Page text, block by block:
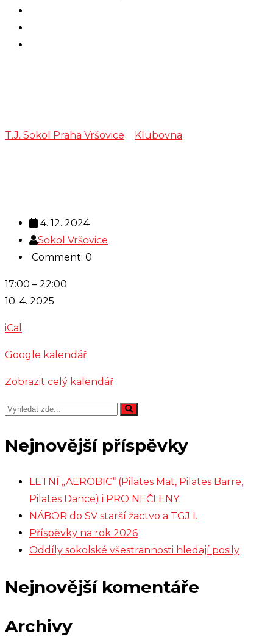
T.J. Sokol Praha Vršovice Klubovna
4. 12. 2024
Sokol Vršovice
Comment: 0
Šachy
17:00 – 22:00
10. 4. 2025
iCal
Google kalendář
Zobrazit celý kalendář
Nejnovější příspěvky
LETNÍ „AEROBIC“ (Pilates Mat, Pilates Barre,
Pilates Dance) i PRO NEČLENY
NÁBOR do SV starší žactvo a TGJ I.
Příspěvky na rok 2026
Oddíly sokolské všestrannosti hledají posily
Nejnovější komentáře
Archivy